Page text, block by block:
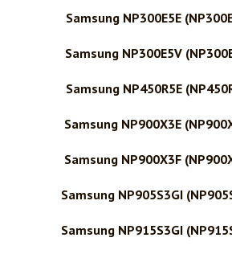
Samsung NP300E5E
Samsung NP300E5V
Samsung NP450R5E
Samsung NP900X3E
Samsung NP900X3F
Samsung NP905S3GI
Samsung NP915S3GI